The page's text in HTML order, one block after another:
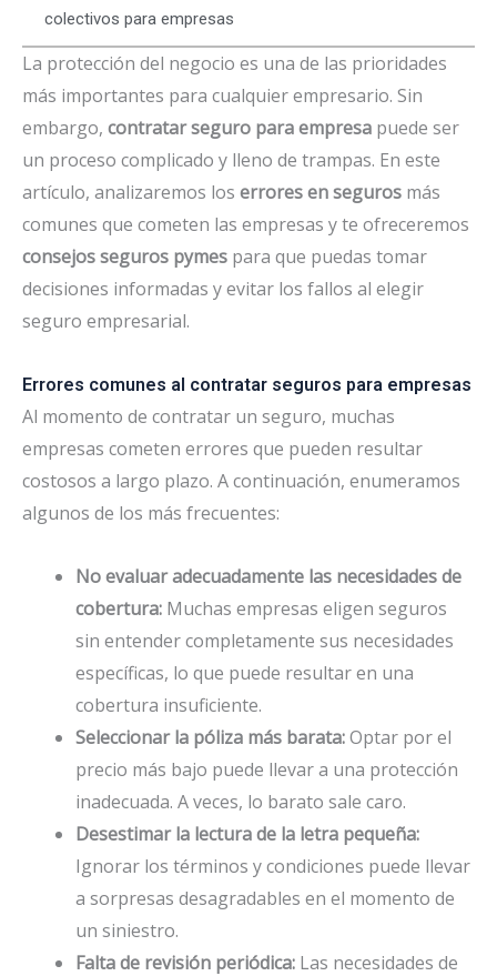
colectivos para empresas
La protección del negocio es una de las prioridades
más importantes para cualquier empresario. Sin
embargo, contratar seguro para empresa puede ser
un proceso complicado y lleno de trampas. En este
artículo, analizaremos los errores en seguros más
comunes que cometen las empresas y te ofreceremos
consejos seguros pymes para que puedas tomar
decisiones informadas y evitar los fallos al elegir
seguro empresarial.
Errores comunes al contratar seguros para empresas
Al momento de contratar un seguro, muchas
empresas cometen errores que pueden resultar
costosos a largo plazo. A continuación, enumeramos
algunos de los más frecuentes:
No evaluar adecuadamente las necesidades de
cobertura: Muchas empresas eligen seguros
sin entender completamente sus necesidades
específicas, lo que puede resultar en una
cobertura insuficiente.
Seleccionar la póliza más barata:Optar por el
precio más bajo puede llevar a una protección
inadecuada. A veces, lo barato sale caro.
Desestimar la lectura de la letra pequeña:
Ignorar los términos y condiciones puede llevar
a sorpresas desagradables en el momento de
un siniestro.
Falta de revisión periódica: Las necesidades de